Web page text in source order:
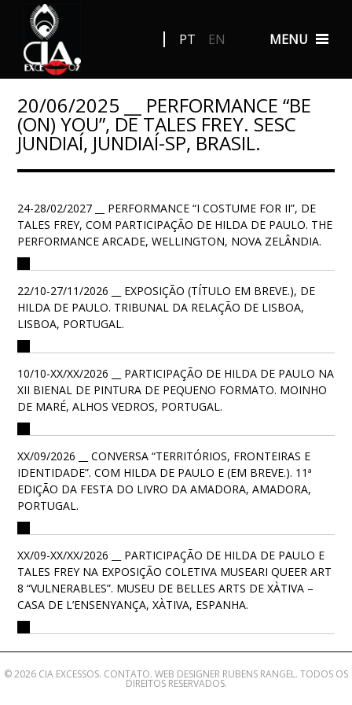
MENU
PT EN
20/06/2025 __ PERFORMANCE “BE
(ON) YOU”, DE TALES FREY. SESC
JUNDIAÍ, JUNDIAÍ-SP, BRASIL.
24-28/02/2027 __ PERFORMANCE “I COSTUME FOR II”, DE
TALES FREY, COM PARTICIPAÇÃO DE HILDA DE PAULO. THE
PERFORMANCE ARCADE, WELLINGTON, NOVA ZELÂNDIA.
22/10-27/11/2026 __ EXPOSIÇÃO (TÍTULO EM BREVE.), DE
HILDA DE PAULO. TRIBUNAL DA RELAÇÃO DE LISBOA,
LISBOA, PORTUGAL.
10/10-XX/XX/2026 __ PARTICIPAÇÃO DE HILDA DE PAULO NA
XII BIENAL DE PINTURA DE PEQUENO FORMATO. MOINHO
DE MARÉ, ALHOS VEDROS, PORTUGAL.
XX/09/2026 __ CONVERSA “TERRITÓRIOS, FRONTEIRAS E
IDENTIDADE”. COM HILDA DE PAULO E (EM BREVE.). 11ª
EDIÇÃO DA FESTA DO LIVRO DA AMADORA, AMADORA,
PORTUGAL.
XX/09-XX/XX/2026 __ PARTICIPAÇÃO DE HILDA DE PAULO E
TALES FREY NA EXPOSIÇÃO COLETIVA MUSEARI QUEER ART
8 “VULNERABLES”. MUSEU DE BELLES ARTS DE XÀTIVA –
CASA DE L’ENSENYANÇA, XÀTIVA, ESPANHA.
© 2026 CIA EXCESSOS. CONTATO. WEB DESIGNER RUBENS RANGEL. TODOS OS
DIREITOS RESERVADOS.